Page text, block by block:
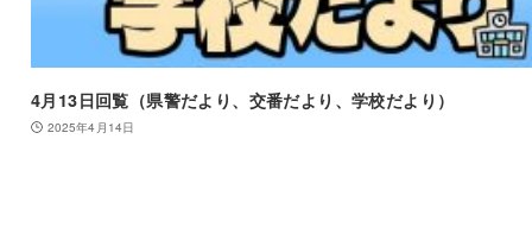
4月13日回覧（県警だより、交番だより、学校だより）
2025年4月14日